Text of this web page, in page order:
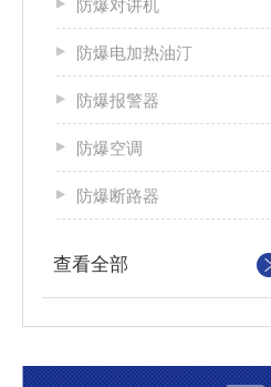
防爆对讲机
防爆电加热油汀
防爆报警器
防爆空调
防爆断路器
查看全部